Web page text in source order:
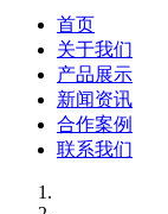
首页
关于我们
产品展示
新闻资讯
合作案例
联系我们